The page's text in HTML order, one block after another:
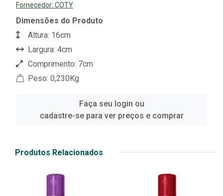
Fornecedor: COTY
Dimensões do Produto
Altura: 16cm
Largura: 4cm
Comprimento: 7cm
Peso: 0,230Kg
Faça seu login ou
cadastre-se para ver preços e comprar
Produtos Relacionados